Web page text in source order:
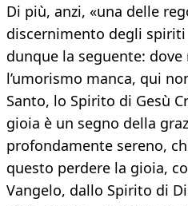
Di più, anzi, «una delle
discernimento degli
dunque la seguente:
l’umorismo manca, qui
Santo, lo Spirito di Gesù
gioia è un segno della
profondamente sereno,
questo perdere la gioia,
Vangelo, dallo Spirito di